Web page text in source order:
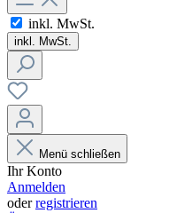
inkl. MwSt.
inkl. MwSt.
Menü schließen
Ihr Konto
Anmelden
oderregistrieren